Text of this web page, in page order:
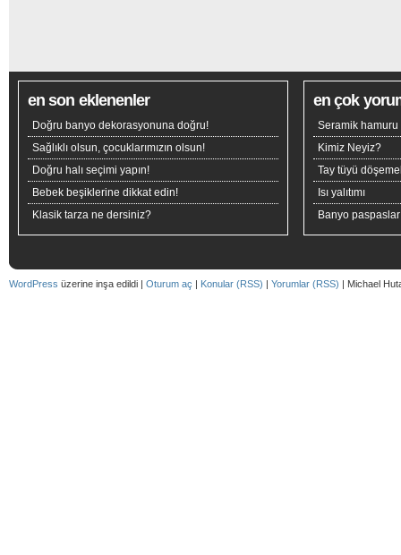
en son eklenenler
Doğru banyo dekorasyonuna doğru!
Sağlıklı olsun, çocuklarımızın olsun!
Doğru halı seçimi yapın!
Bebek beşiklerine dikkat edin!
Klasik tarza ne dersiniz?
en çok
Seramik hamuru
Kimiz Neyiz?
Tay tüyü
Isı yalıtımı
Banyo
WordPress üzerine inşa edildi | Oturum aç | Konular (RSS) | Yorumlar (RSS) | Michael